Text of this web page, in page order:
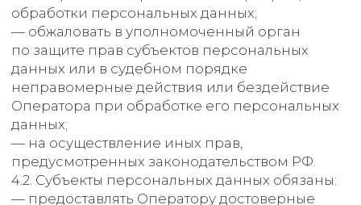
персональных данных на обработку его
персональных данных.
7.2. Обработка персональных данных
необходима для достижения целей,
предусмотренных международным
договором Российской Федерации или
законом, для осуществления возложенных
законодательством Российской Федерации
на оператора функций, полномочий
и обязанностей.
7.3. Обработка персональных данных
необходима для осуществления правосудия,
исполнения судебного акта, акта другого
органа или должностного лица, подлежащих
исполнению в соответствии